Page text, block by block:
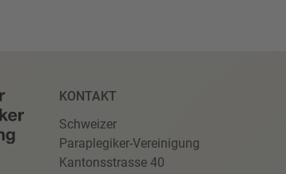
KONTAKT
Schweizer
Paraplegiker-Vereinigung
Kantonsstrasse 40